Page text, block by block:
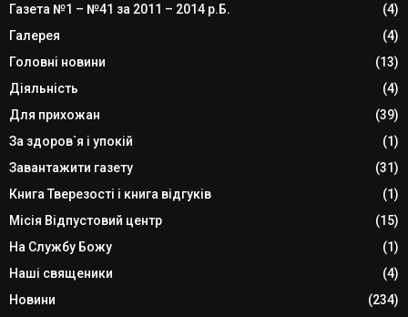
Газета №1 – №41 за 2011 – 2014 р.Б.
(4)
Галерея
(4)
Головні новини
(13)
Діяльність
(4)
Для прихожан
(39)
За здоров`я і упокій
(1)
Завантажити газету
(31)
Книга Тверезості і книга відгуків
(1)
Місія Відпустовий центр
(15)
На Службу Божу
(1)
Наші священики
(4)
Новини
(234)